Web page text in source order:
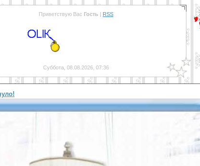
Приветствую Вас Гость | RSS
Суббота, 08.08.2026, 07:36